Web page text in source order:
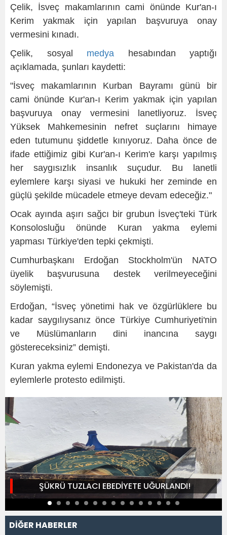
Çelik, İsveç makamlarının cami önünde Kur'an-ı
Kerim yakmak için yapılan başvuruya onay
vermesini kınadı.
Çelik, sosyal medya hesabından yaptığı
açıklamada, şunları kaydetti:
"İsveç makamlarının Kurban Bayramı günü bir
cami önünde Kur'an-ı Kerim yakmak için yapılan
başvuruya onay vermesini lanetliyoruz. İsveç
Yüksek Mahkemesinin nefret suçlarını himaye
eden tutumunu şiddetle kınıyoruz. Daha önce de
ifade ettiğimiz gibi Kur'an-ı Kerim'e karşı yapılmış
her saygısızlık insanlık suçudur. Bu lanetli
eylemlere karşı siyasi ve hukuki her zeminde en
güçlü şekilde mücadele etmeye devam edeceğiz."
Ocak ayında aşırı sağcı bir grubun İsveç'teki Türk
Konsolosluğu önünde Kuran yakma eylemi
yapması Türkiye'den tepki çekmişti.
Cumhurbaşkanı Erdoğan Stockholm'ün NATO
üyelik başvurusuna destek verilmeyeceğini
söylemişti.
Erdoğan, “İsveç yönetimi hak ve özgürlüklere bu
kadar saygılıysanız önce Türkiye Cumhuriyeti'nin
ve Müslümanların dini inancına saygı
göstereceksiniz” demişti.
Kuran yakma eylemi Endonezya ve Pakistan'da da
eylemlerle protesto edilmişti.
ŞÜKRÜ TUZLACI EBEDİYETE UĞURLANDI!
DİĞER HABERLER